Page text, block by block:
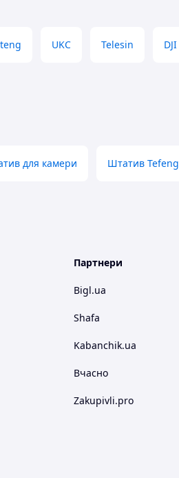
UKC Telesin DJI
для камери Штатив Tefeng
Партнери
Bigl.ua
Shafa
Kabanchik.ua
Вчасно
Zakupivli.pro